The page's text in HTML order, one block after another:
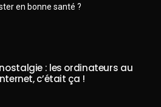
en bonne santé ?
: les ordinateurs au
c’était ça !